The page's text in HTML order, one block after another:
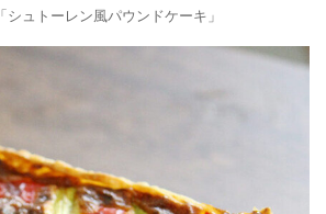
ュトーレン風パウンドケーキ」